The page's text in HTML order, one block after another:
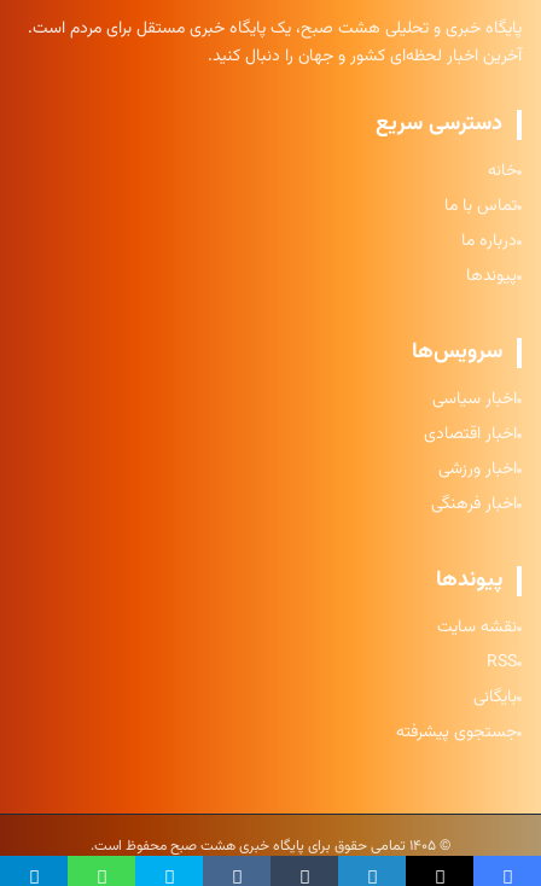
پایگاه خبری و تحلیلی هشت صبح، یک پایگاه خبری مستقل برای مردم است.
آخرین اخبار لحظه‌ای کشور و جهان را دنبال کنید.
دسترسی سریع
خانه
تماس با ما
درباره ما
پیوندها
سرویس‌ها
اخبار سیاسی
اخبار اقتصادی
اخبار ورزشی
اخبار فرهنگی
پیوندها
نقشه سایت
RSS
بایگانی
جستجوی پیشرفته
© ۱۴۰۵ تمامی حقوق برای پایگاه خبری هشت صبح محفوظ است.
حریم خصوصی|شرایط استفاده نقشه سایت